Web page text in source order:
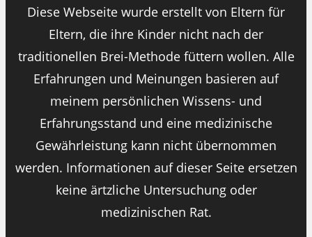
Diese Webseite wurde erstellt von Eltern für
Eltern, die ihre Kinder nicht nach der
traditionellen Brei-Methode füttern wollen. Alle
Erfahrungen und Meinungen basieren auf
meinem persönlichen Wissens- und
Erfahrungsstand und eine medizinische
Gewährleistung kann nicht übernommen
werden. Informationen auf dieser Seite ersetzen
keine ärtzliche Untersuchung oder
medizinischen Rat.